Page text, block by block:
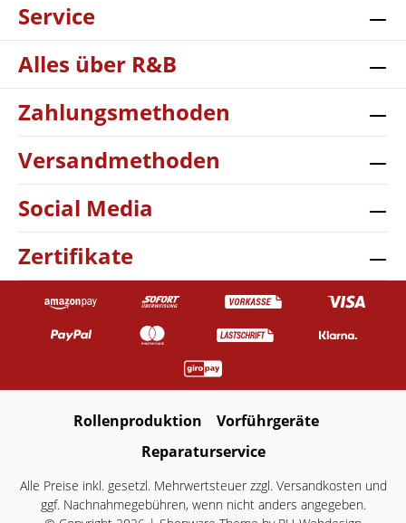
Service
Alles über R&B
Zahlungsmethoden
Versandmethoden
Social Media
Zertifikate
Rollenproduktion
Vorführgeräte
Reparaturservice
Alle Preise inkl. gesetzl. Mehrwertsteuer zzgl. Versandkostenund
ggf. Nachnahmegebühren, wenn nicht anders angegeben.